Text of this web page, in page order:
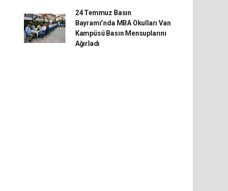
24 Temmuz Basın
Bayramı’nda MBA Okulları Van
Kampüsü Basın Mensuplarını
Ağırladı